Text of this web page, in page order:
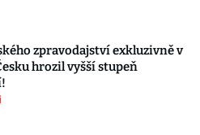
zpravodajství exkluzivně v
hrozil vyšší stupeň